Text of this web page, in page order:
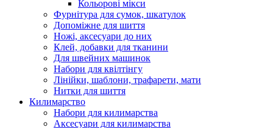
Кольорові мікси
Фурнітура для сумок, шкатулок
Допоміжне для шиття
Ножі, аксесуари до них
Клей, добавки для тканини
Для швейних машинок
Набори для квілтінгу
Лінійки, шаблони, трафарети, мати
Нитки для шиття
Килимарство
Набори для килимарства
Аксесуари для килимарства